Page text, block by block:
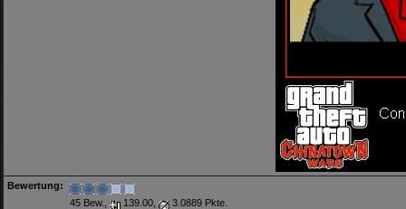
Bewertung:
45 Bew.,
139.00, 3.0889 Pkte.